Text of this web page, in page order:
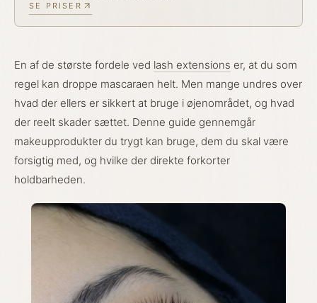
SE PRISER
En af de største fordele ved lash extensions er, at du som
regel kan droppe mascaraen helt. Men mange undres over
hvad der ellers er sikkert at bruge i øjenområdet, og hvad
der reelt skader sættet. Denne guide gennemgår
makeupprodukter du trygt kan bruge, dem du skal være
forsigtig med, og hvilke der direkte forkorter
holdbarheden.